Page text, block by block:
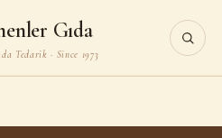
Gıda
Tedarik · Since 1973